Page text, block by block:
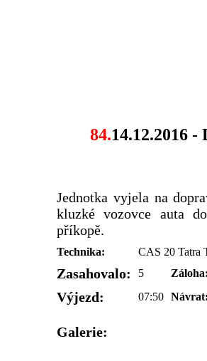
84.14.12.2016
Jednotka vyjela na
kluzké vozovce auta
příkopě.
Technika: CAS 20 Tatra
Zasahovalo: 5 Záloha:
Výjezd: 07:50 Návrat:
Galerie: